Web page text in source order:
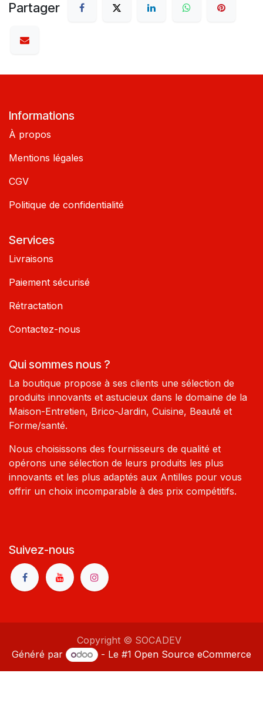
Partager
Informations
À propos
Mentions légales
CGV
Politique de confidentialité
Services
Livraisons
Paiement sécurisé
Rétractation
Contactez-nous
Qui sommes nous ?
La boutique propose à ses clients une sélection de
produits innovants et astucieux dans le domaine de la
Maison-Entretien, Brico-Jardin, Cuisine, Beauté et
Forme/santé.
Nous choisissons des fournisseurs de qualité et
opérons une sélection de leurs produits les plus
innovants et les plus adaptés aux Antilles pour vous
offrir un choix incomparable à des prix compétitifs.
Suivez-nous
Copyright © SOCADEV
Généré par
- Le #1 Open Source eCommerce